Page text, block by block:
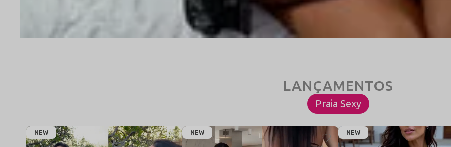
Praia Sexy
NEW NEW NEW